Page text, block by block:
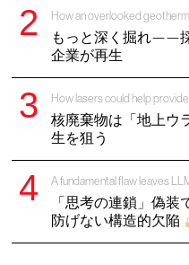
How an overlooked
もっと深く掘れ——
企業が再生
How lasers could help
核廃棄物は「地上ウ
生を狙う
A fundamental flaw leaves
「思考の連鎖」偽
防げない構造的欠陥